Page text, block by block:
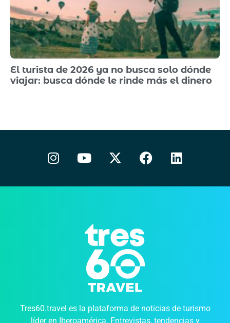
El turista de 2026 ya no busca solo dónde
viajar: busca dónde le rinde más el dinero
Tres60.travel es la plataforma de noticias de turismo
líder en Iberoamérica. Entrevistas, tendencias y